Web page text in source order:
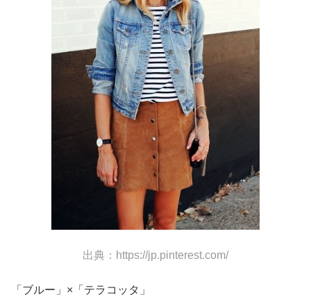
出典：https://jp.pinterest.com/
「ブルー」×「テラコッタ」